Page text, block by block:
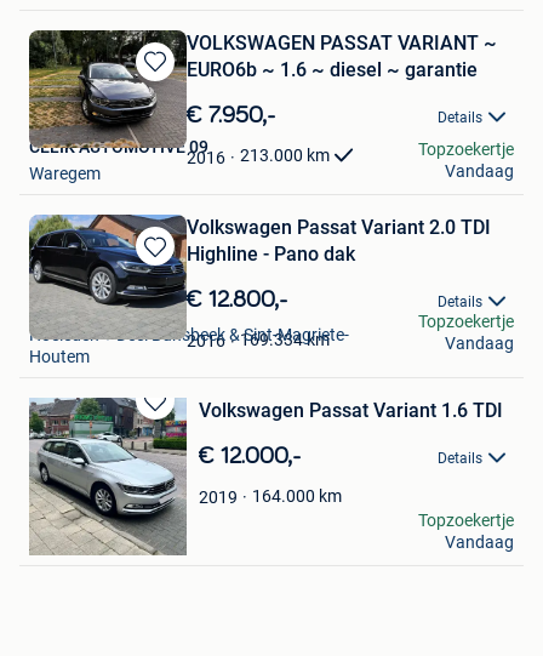
Bewaren
in
Mijn
Favorieten
VOLKSWAGEN PASSAT VARIANT ~
EURO6b ~ 1.6 ~ diesel ~ garantie
€ 7.950,- Details
2016 213.000 km
CELIK AUTOMOTIVE 09
Waregem
Topzoekertje
Vandaag
Bewaren
in
Mijn
Favorieten
Volkswagen Passat Variant 2.0 TDI
Highline - Pano dak
€ 12.800,- Details
2016 169.334km
Wout
Hoeleden + Deel Bunsbeek & Sint-Magriete-
Houtem
Topzoekertje
Vandaag
Bewaren
in
Mijn
Favorieten
Volkswagen Passat Variant 1.6 TDI
€ 12.000,- Details
2019 164.000 km
ali jawad ali
Wilrijk
Topzoekertje
Vandaag